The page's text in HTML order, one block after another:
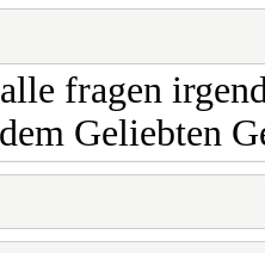
fragen
Geliebten